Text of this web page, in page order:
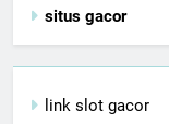
situs gacor
link slot gacor